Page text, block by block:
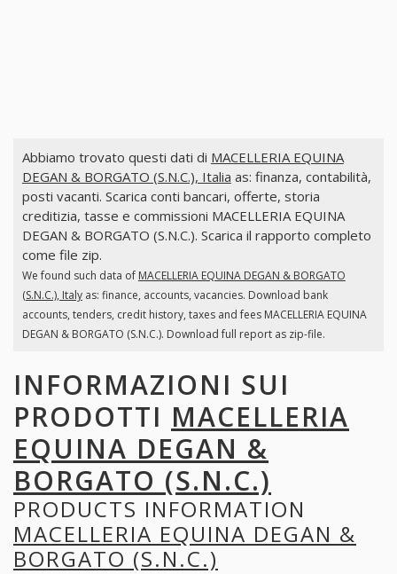
Abbiamo trovato questi dati di MACELLERIA EQUINA
DEGAN & BORGATO (S.N.C.), Italia as: finanza, contabilità,
posti vacanti. Scarica conti bancari, offerte, storia
creditizia, tasse e commissioni MACELLERIA EQUINA
DEGAN & BORGATO (S.N.C.). Scarica il rapporto completo
come file zip.
We found such data of MACELLERIA EQUINA DEGAN & BORGATO
(S.N.C.), Italyas: finance, accounts, vacancies. Download bank
accounts, tenders, credit history, taxes and fees MACELLERIA EQUINA
DEGAN & BORGATO (S.N.C.). Download full report as zip-file.
INFORMAZIONI SUI
PRODOTTI MACELLERIA
EQUINA DEGAN &
BORGATO (S.N.C.)
PRODUCTS INFORMATION
MACELLERIA EQUINA DEGAN &
BORGATO (S.N.C.)